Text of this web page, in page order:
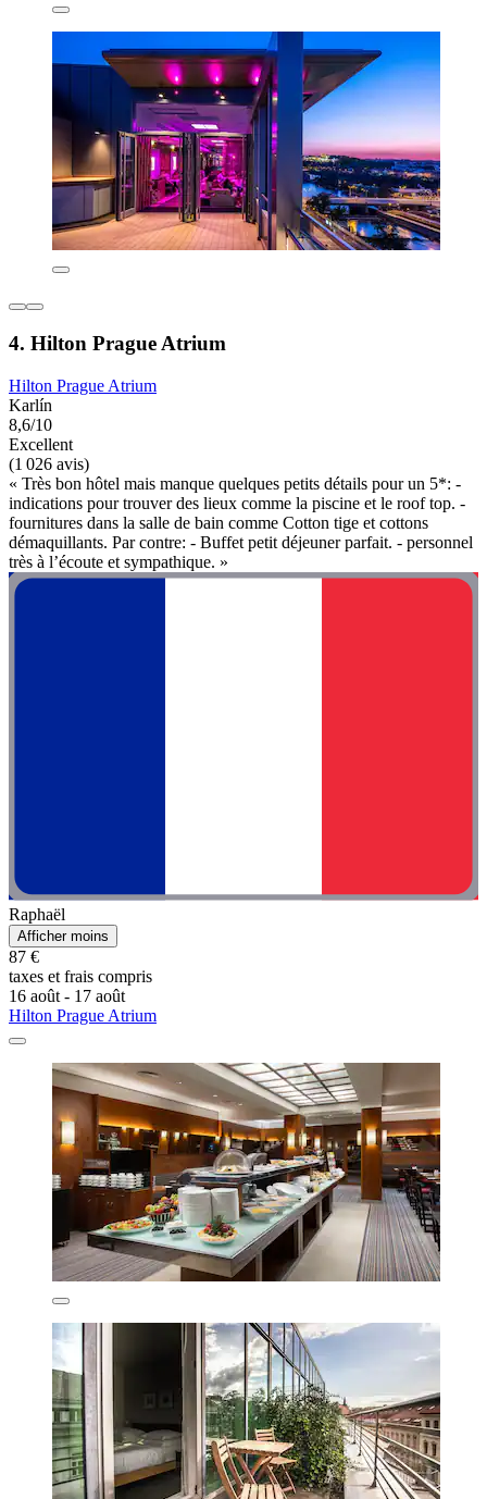
4. Hilton Prague Atrium
Hilton Prague Atrium
Karlín
8,6/10
Excellent
(1 026 avis)
« Très bon hôtel mais manque quelques petits détails pour un 5*: -
indications pour trouver des lieux comme la piscine et le roof top. -
fournitures dans la salle de bain comme Cotton tige et cottons
démaquillants. Par contre: - Buffet petit déjeuner parfait. - personnel
très à l’écoute et sympathique. »
Raphaël
Afficher moins
87 €
taxes et frais compris
16 août - 17 août
Hilton Prague Atrium